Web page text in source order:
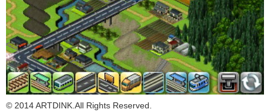
© 2014 ARTDINK.All Rights Reserved.